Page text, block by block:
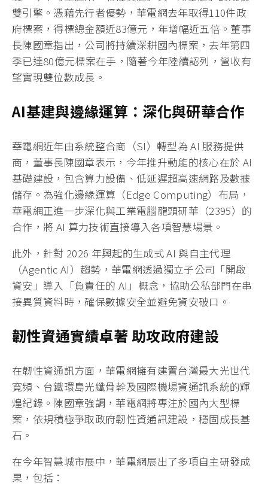
雙引擎。憑藉先行者優勢，華電網去年取得110件政
府標案，得標總金額近83億元，年增幅近五倍。董事
長陳國章指出，公司將持續深耕國內標案，去年第四
季已達80億元標案在手，隨著今年陸續認列，營收有
望實現雙位數成長。
AI基建與邊緣運算：深化與研華合作
華電網近年由系統整合商（SI）轉型為 AI 服務提供
商，董事長陳國章表示，今年推升動能的核心在於 AI
基礎建設，包含算力設備、低延遲超高速網路及數據
儲存。為強化邊緣運算（Edge Computing）布局，
華電網正進一步深化與工業電腦龍頭研華（2395）的
合作，將 AI 算力技術直接導入各項智慧場景。
此外，針對 2026 年興起的生成式 AI 與自主代理
（Agentic AI）趨勢，華電網透過獨立子公司「開啟
資安」導入「負責任的 AI」概念，協助公私部門在串
接異質資料時，確保數據安全並避免資安破口。
韌性資通實績卓著 助攻政府建設
在韌性資通訊方面，華電網擁有建置台灣最大光世代
寬頻、台鐵環島光纖骨幹及國際機場資通訊系統的輝
煌紀錄。陳國章強調，華電網將專注於國內大型標
案，依規積極爭取政府韌性資通訊建設，穩固成長基
石。
在今年智慧城市展中，華電網展出了多項自主研發成
果，包括：